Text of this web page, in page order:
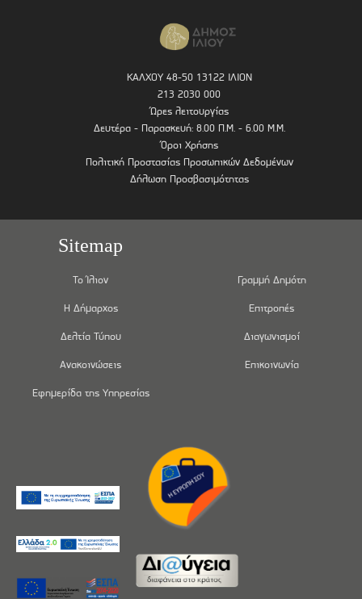
ΚΑΛΧΟΥ 48-50 13122 ΙΛΙΟΝ
213 2030 000
Ώρες λειτουργίας
Δευτέρα - Παρασκευή: 8.00 Π.Μ. - 6.00 Μ.Μ.
Όροι Χρήσης
Πολιτική Προστασίας Προσωπικών Δεδομένων
Δήλωση Προσβασιμότητας
Sitemap
Το Ίλιον
Η Δήμαρχος
Δελτία Τύπου
Ανακοινώσεις
Εφημερίδα της Υπηρεσίας
Γραμμή Δημότη
Επιτροπές
Διαγωνισμοί
Επικοινωνία